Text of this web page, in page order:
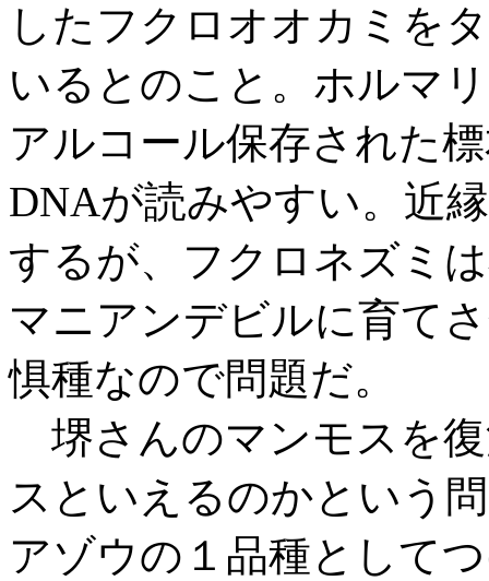
したフクロオオカミを
いるとのこと。ホルマ
アルコール保存された
DNAが読みやすい。近
するが、フクロネズミ
マニアンデビルに育て
惧種なので問題だ。
堺さんのマンモスを
スといえるのかという
アゾウの１品種として